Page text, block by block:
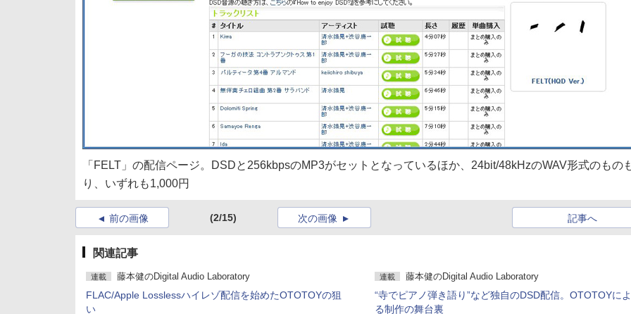
「FELT」の配信ページ。DSDと256kbpsのMP3がセットとなっているほか、24bit/48kHzのWAV形式のもの
り、いずれも1,000円
前の画像 (2/15) 記事へ
次の画像
関連記事
連載 藤本健のDigital Audio Laboratory
FLAC/Apple Losslessハイレゾ配信を始めたOTOTOYの狙
い
連載 藤本健のDigital Audio Laboratory
“寺でピアノ弾き語り”など独自のDSD配信。OTOTOYによ
る制作の舞台裏